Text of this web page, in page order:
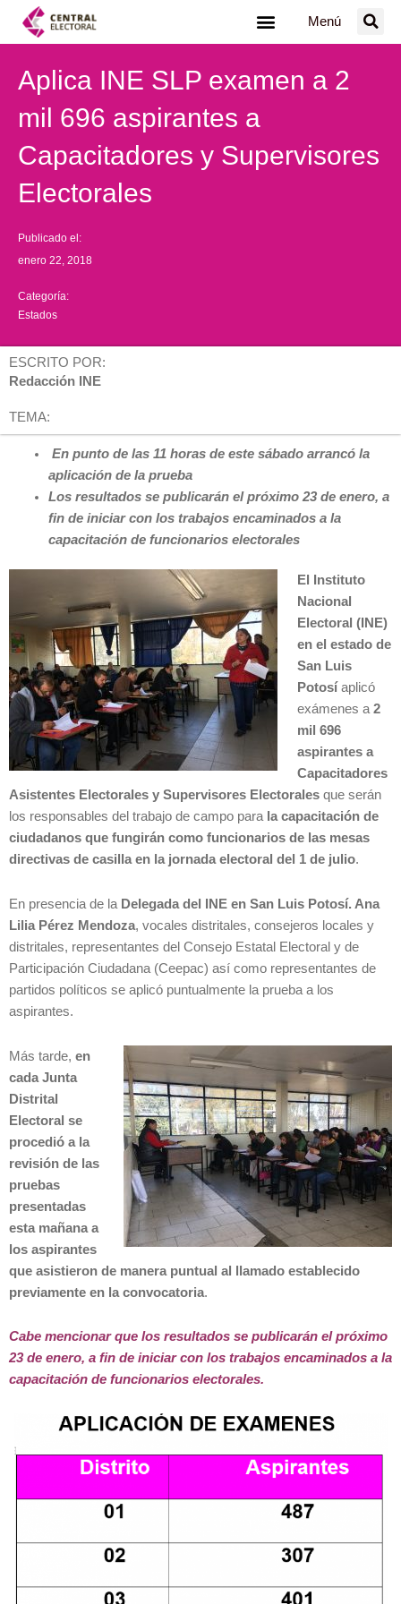
Menú
Aplica INE SLP examen a 2
mil 696 aspirantes a
Capacitadores y Supervisores
Electorales
Publicado el:
enero 22, 2018
Categoría:
Estados
ESCRITO POR:
Redacción INE
TEMA:
En punto de las 11 horas de este sábado arrancó la
aplicación de la prueba
Los resultados se publicarán el próximo 23 de enero, a
fin de iniciar con los trabajos encaminados a la
capacitación de funcionarios electorales
El Instituto
Nacional
Electoral (INE)
en el estado de
San Luis
Potosí aplicó
exámenes a2
mil 696
aspirantes a
Capacitadores
Asistentes Electorales y Supervisores Electorales que serán
los responsables del trabajo de campo para la capacitación de
ciudadanos que fungirán como funcionarios de las mesas
directivas de casilla en la jornada electoral del 1 de julio.
En presencia de la Delegada del INE en San Luis Potosí. Ana
Lilia Pérez Mendoza, vocales distritales, consejeros locales y
distritales, representantes del Consejo Estatal Electoral y de
Participación Ciudadana (Ceepac) así como representantes de
partidos políticos se aplicó puntualmente la prueba a los
aspirantes.
Más tarde, en
cada Junta
Distrital
Electoral se
procedió a la
revisión de las
pruebas
presentadas
esta mañana a
los aspirantes
que asistieron de manera puntual al llamado establecido
previamente en la convocatoria.
Cabe mencionar que los resultados se publicarán el próximo
23 de enero, a fin de iniciar con los trabajos encaminados a la
capacitación de funcionarios electorales.